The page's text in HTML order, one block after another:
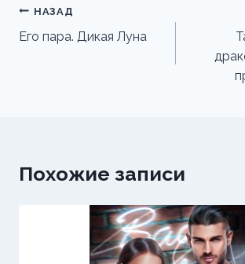
Навигация
по
НАЗАД
Его пара. Дикая Луна
Похожие записи